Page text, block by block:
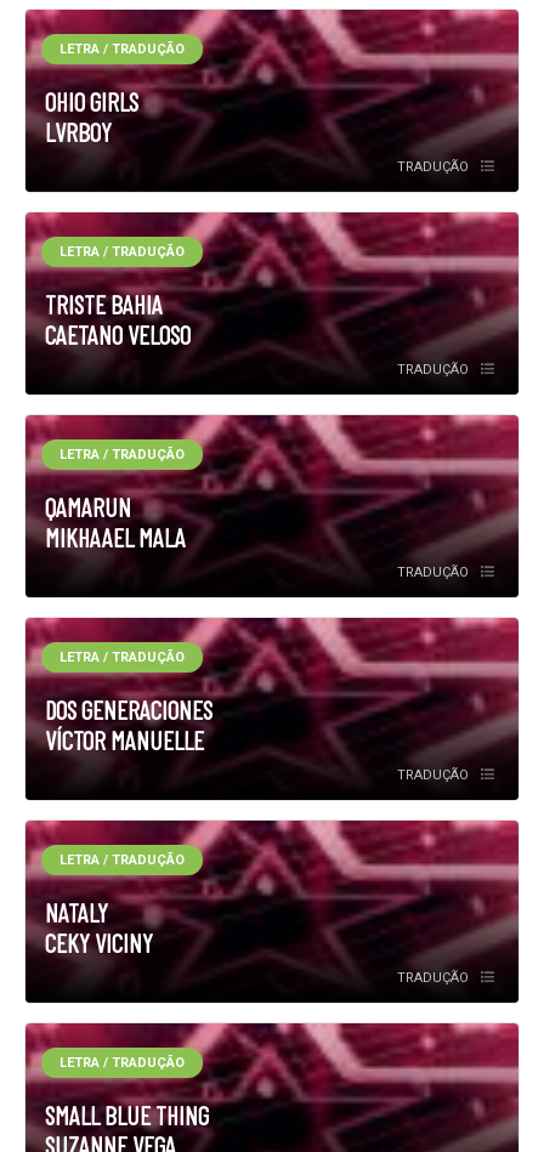
OHIO GIRLS
LVRBOY
LETRA / TRADUÇÃO
TRADUÇÃO
TRISTE BAHIA
CAETANO VELOSO
LETRA / TRADUÇÃO
TRADUÇÃO
QAMARUN
MIKHAAEL MALA
LETRA / TRADUÇÃO
TRADUÇÃO
DOS GENERACIONES
VÍCTOR MANUELLE
LETRA / TRADUÇÃO
TRADUÇÃO
NATALY
CEKY VICINY
LETRA / TRADUÇÃO
TRADUÇÃO
SMALL BLUE THING
SUZANNE VEGA
LETRA / TRADUÇÃO